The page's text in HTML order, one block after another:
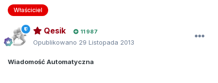
Właściciel
Qesik 11 987
Opublikowano 29 Listopada 2013
Wiadomość Automatyczna